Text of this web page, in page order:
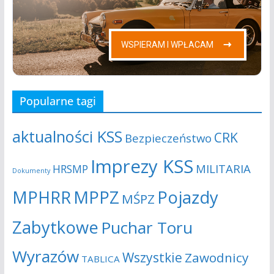
Popularne tagi
aktualności KSS Bezpieczeństwo CRK
Dokumenty HRSMP Imprezy KSS MILITARIA
MPHRRMPPZ MŚPZ Pojazdy
Zabytkowe Puchar Toru
Wyrazów TABLICA Wszystkie Zawodnicy